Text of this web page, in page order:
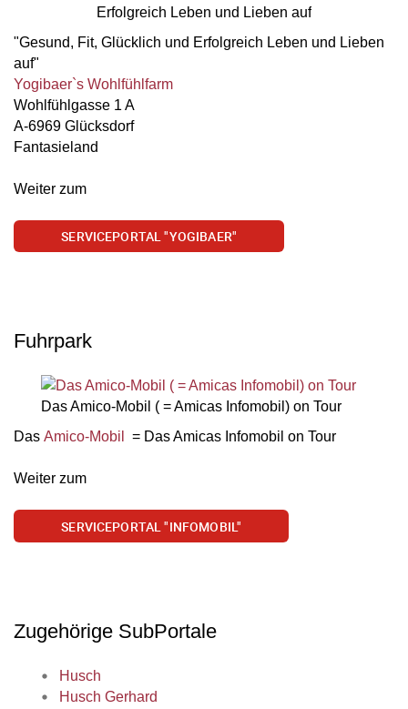
Erfolgreich Leben und Lieben auf
"Gesund, Fit, Glücklich und Erfolgreich Leben und Lieben
auf"
Yogibaer`s Wohlfühlfarm
Wohlfühlgasse 1 A
A-6969 Glücksdorf
Fantasieland
Weiter zum
SERVICEPORTAL "YOGIBAER"
Fuhrpark
Das Amico-Mobil ( = Amicas Infomobil) on Tour
Das Amico-Mobil = Das Amicas Infomobil on Tour
Weiter zum
SERVICEPORTAL "INFOMOBIL"
Zugehörige SubPortale
Husch
Husch Gerhard